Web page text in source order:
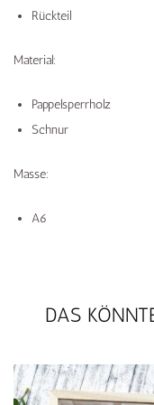
Rückteil
Material:
Pappelsperrholz
Schnur
Masse:
A6
DAS